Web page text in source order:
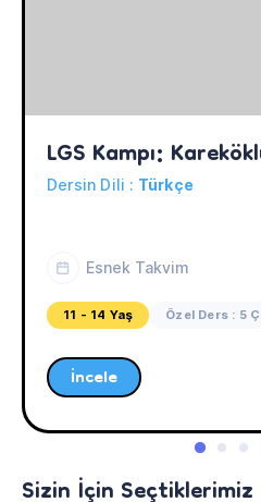
LGS Kampı:
Dersin Dili : Türkçe
Esnek Takvim
11 - 14 Yaş Özel Ders : 5
İncele